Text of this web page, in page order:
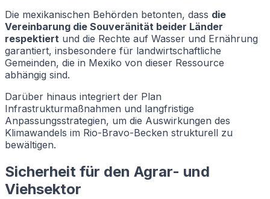
Die mexikanischen Behörden betonten, dass die
Vereinbarung die Souveränität beider Länder
respektiert und die Rechte auf Wasser und Ernährung
garantiert, insbesondere für landwirtschaftliche
Gemeinden, die in Mexiko von dieser Ressource
abhängig sind.
Darüber hinaus integriert der Plan
Infrastrukturmaßnahmen und langfristige
Anpassungsstrategien, um die Auswirkungen des
Klimawandels im Rio-Bravo-Becken strukturell zu
bewältigen.
Sicherheit für den Agrar- und
Viehsektor